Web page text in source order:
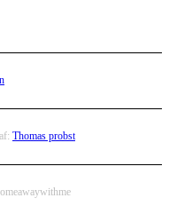
Thomas probst